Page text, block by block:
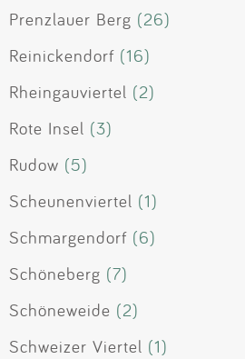
Prenzlauer Berg (26)
Reinickendorf (16)
Rheingauviertel (2)
Rote Insel (3)
Rudow (5)
Scheunenviertel (1)
Schmargendorf (6)
Schöneberg (7)
Schöneweide (2)
Schweizer Viertel (1)